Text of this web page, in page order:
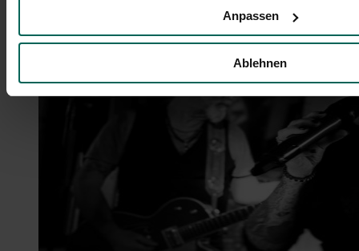
Anpassen
Ablehnen